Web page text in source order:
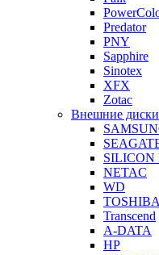
Predator
PNY
Sapphire
Sinotex
XFX
Zotac
Внешние
SILICON
NETAC
WD
TOSHIBA
Transcend
A-DATA
HP